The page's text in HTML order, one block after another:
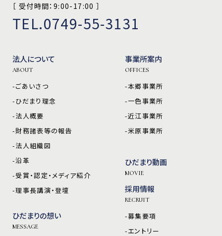
［ 受付時間：9:00-17:00 ］
TEL.0749-55-3131
法人について
ABOUT
-ごあいさつ
-ひだまり理念
-法人概要
-財務諸表等の報告
-法人組織図
-沿革
-受賞・認定・メディア紹介
-理事長講演・登壇
ひだまりの想い
MESSAGE
事業所案内
OFFICES
-本郷事業所
-一色事業所
-近江事業所
-米原事業所
ひだまり動画
MOVIE
採用情報
RECRUIT
-募集要項
-エントリー